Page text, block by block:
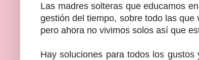
Las madres solteras que educamos
gestión del tiempo, sobre todo las
pero ahora no vivimos solos así que
Hay soluciones para todos los